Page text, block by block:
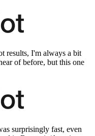
results, I'm always a bit
of before, but this one
surprisingly fast, even